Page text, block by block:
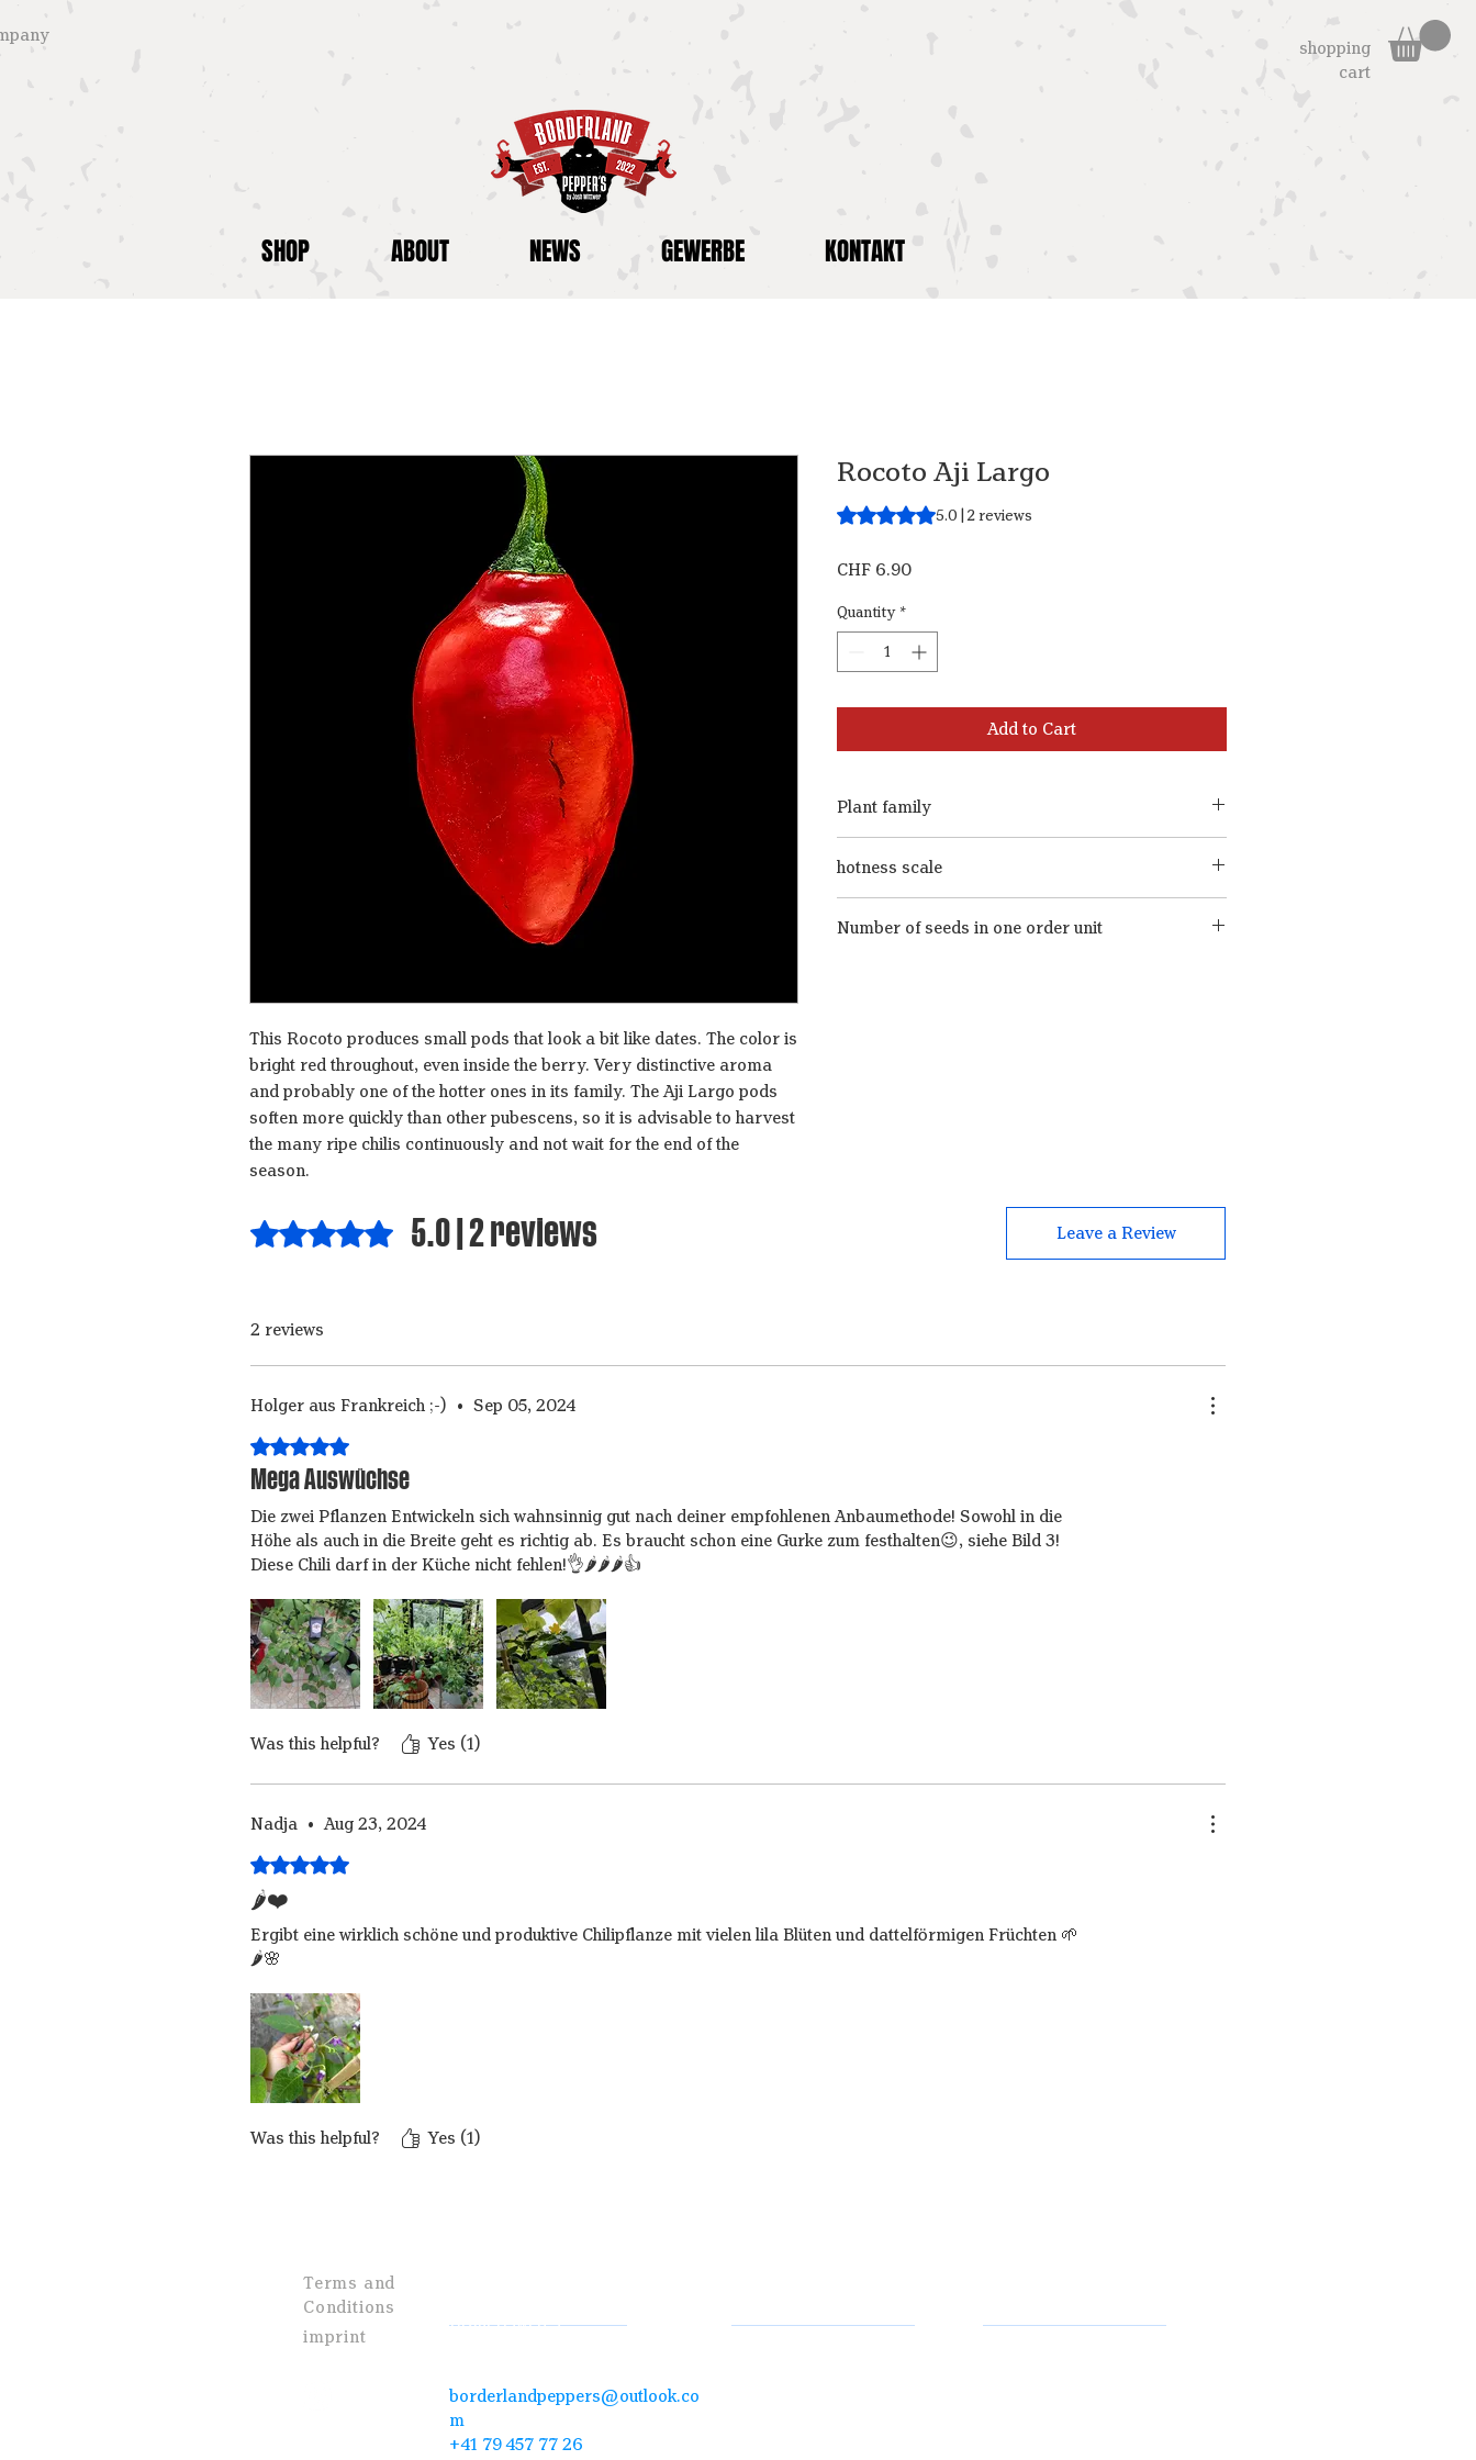
shopping
cart
SHOP ABOUT NEWS GEWERBE KONTAKT
This Rocoto produces small pods that look a bit like dates. The color is
bright red throughout, even inside the berry. Very distinctive aroma
and probably one of the hotter ones in its family. The Aji Largo pods
soften more quickly than other pubescens, so it is advisable to harvest
the many ripe chilis continuously and not wait for the end of the
season.
Rocoto Aji Largo
Rating is 5.0 out of five stars based on 2 reviews
5.0 | 2 reviews
CHF 6.90Price
Quantity *
Add to Cart
Plant family
hotness scale
Number of seeds in one order unit
Rated 5 out of 5 stars.5.0 | 2 reviews Leave a Review
2 reviews
Holger aus Frankreich ;-) • Sep 05, 2024
Rated 5 out of 5 stars.
Mega Auswüchse
Die zwei Pflanzen Entwickeln sich wahnsinnig gut nach deiner empfohlenen Anbaumethode! Sowohl in die
Höhe als auch in die Breite geht es richtig ab. Es braucht schon eine Gurke zum festhalten😉, siehe Bild 3!
Diese Chili darf in der Küche nicht fehlen!👌🌶🌶🌶👍
Was this helpful? Yes (1)
Nadja • Aug 23, 2024
Rated 5 out of 5 stars.
🌶️❤️
Ergibt eine wirklich schöne und produktive Chilipflanze mit vielen lila Blüten und dattelförmigen Früchten 🌱
🌶️🌸
Was this helpful? Yes (1)
Terms and
Conditions
imprint
Brauereiweg 3
borderlandpeppers@outlook.co
m
+41 79 457 77 26